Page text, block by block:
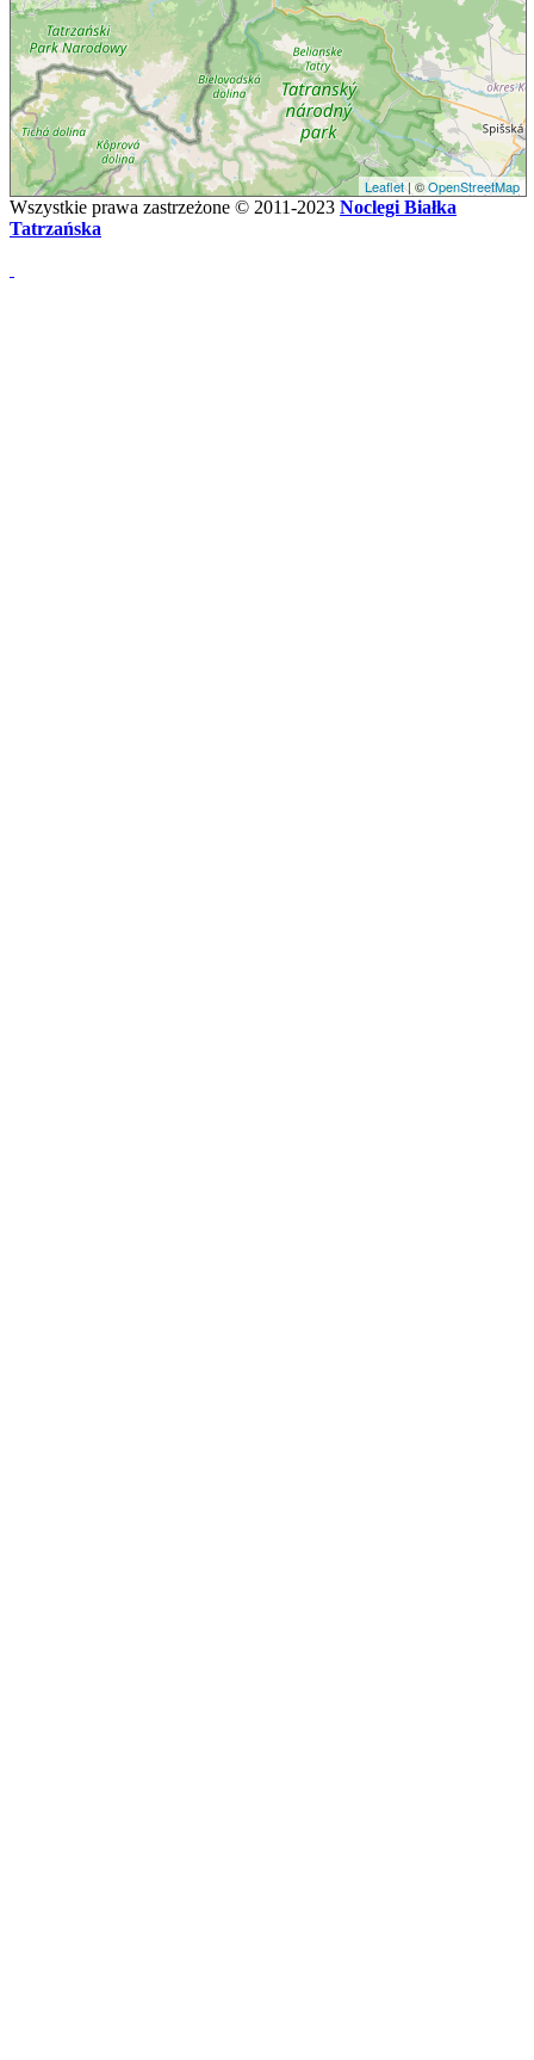
Leaflet| ©OpenStreetMap
Wszystkie prawa zastrzeżone © 2011-2023 Noclegi Białka
Tatrzańska